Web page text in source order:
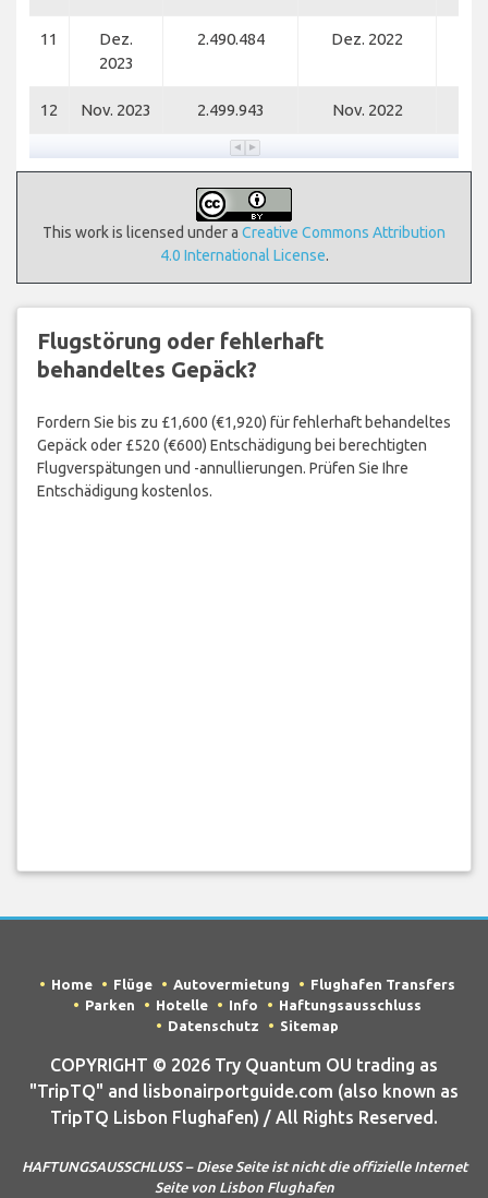
11
Dez.
2023
2.490.484 Dez. 2022
12 Nov. 2023 2.499.943 Nov. 2022
This work is licensed under a Creative Commons Attribution
4.0 International License.
Flugstörung oder fehlerhaft
behandeltes Gepäck?
Fordern Sie bis zu £1,600 (€1,920) für fehlerhaft behandeltes
Gepäck oder £520 (€600) Entschädigung bei berechtigten
Flugverspätungen und -annullierungen. Prüfen Sie Ihre
Entschädigung kostenlos.
Home Flüge Autovermietung
Flughafen Transfers
Parken
Hotelle Info
Haftungsausschluss
Datenschutz
Sitemap
COPYRIGHT © 2026 Try Quantum OU trading as
"TripTQ" and lisbonairportguide.com (also known as
TripTQ Lisbon Flughafen) / All Rights Reserved.
HAFTUNGSAUSSCHLUSS – Diese Seite ist nicht die offizielle Internet
Seite von Lisbon Flughafen